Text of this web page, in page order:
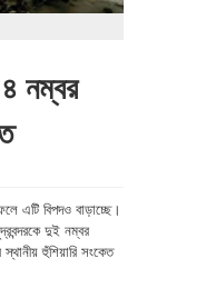
নম্বর
এটি বিপদও বাড়াচ্ছে।
দুই নম্বর
স্থানীয় হুঁশিয়ারি সংকেত